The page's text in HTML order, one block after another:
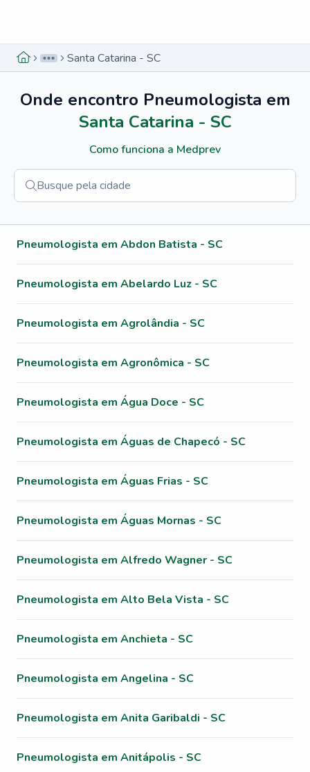
Santa Catarina - SC
Onde encontro Pneumologista em
Santa Catarina - SC
Como funciona a Medprev
Menu lateral
Pneumologista em Abdon Batista - SC
Pneumologista em Abelardo Luz - SC
Pneumologista em Agrolândia - SC
Pneumologista em Agronômica - SC
Pneumologista em Água Doce - SC
Pneumologista em Águas de Chapecó - SC
Pneumologista em Águas Frias - SC
Pneumologista em Águas Mornas - SC
Pneumologista em Alfredo Wagner - SC
Pneumologista em Alto Bela Vista - SC
Pneumologista em Anchieta - SC
Pneumologista em Angelina - SC
Pneumologista em Anita Garibaldi - SC
Pneumologista em Anitápolis - SC